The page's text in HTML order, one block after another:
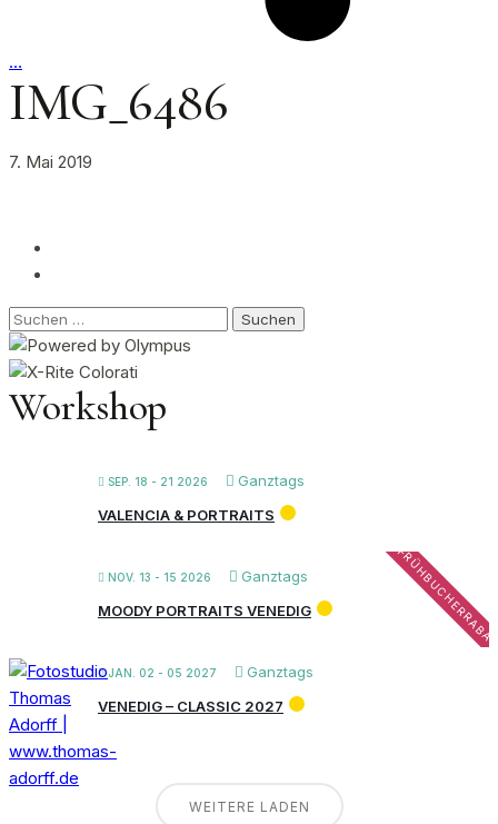
…
IMG_6486
7. Mai 2019
Suchen
nach:
Workshop
SEP. 18 - 21 2026
Ganztags
VALENCIA & PORTRAITS
NOV. 13 - 15 2026 Ganztags
MOODY PORTRAITS VENEDIG
JAN. 02 - 05 2027
Ganztags
VENEDIG – CLASSIC 2027
WEITERE LADEN